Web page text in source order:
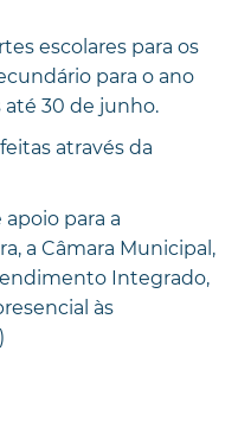
escolares para os
para o ano
até 30 de junho.
através da
para a
a Câmara Municipal,
Integrado,
às